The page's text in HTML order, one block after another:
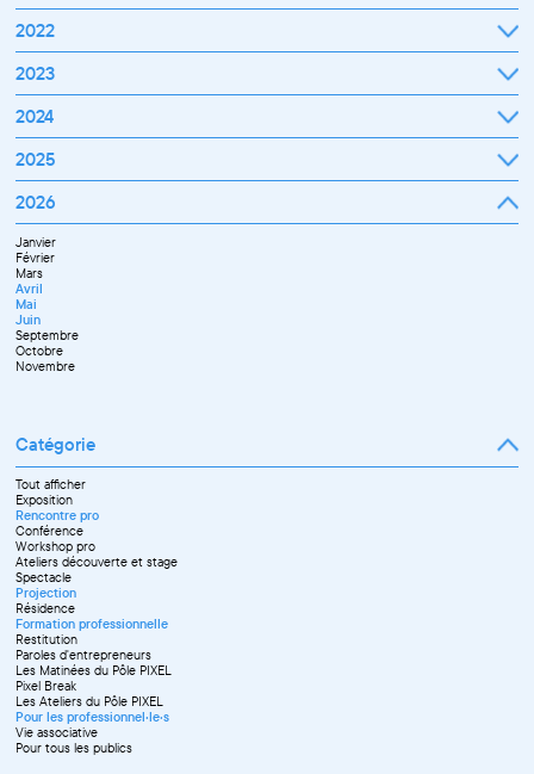
Septembre
Octobre
Novembre
Décembre
2022
Janvier
Février
Mars
Avril
Juillet
Septembre
Octobre
Novembre
Décembre
2023
Janvier
Février
Mars
Avril
Septembre
Octobre
Novembre
Décembre
2024
Janvier
Février
Mars
Avril
Juillet
Septembre
Novembre
Décembre
2025
Janvier
Février
Mars
Avril
Mai
Juin
Juillet
Septembre
Octobre
Novembre
Décembre
2026
Janvier
Février
Mars
Avril
Mai
Juin
Septembre
Octobre
Novembre
Catégorie
Tout afficher
Exposition
Rencontre pro
Conférence
Workshop pro
Ateliers découverte et stage
Spectacle
Projection
Résidence
Formation professionnelle
Restitution
Paroles d'entrepreneurs
Les Matinées du Pôle PIXEL
Pixel Break
Les Ateliers du Pôle PIXEL
Pour les professionnel·le·s
Vie associative
Pour tous les publics